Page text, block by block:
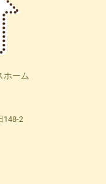
ホーム
148-2